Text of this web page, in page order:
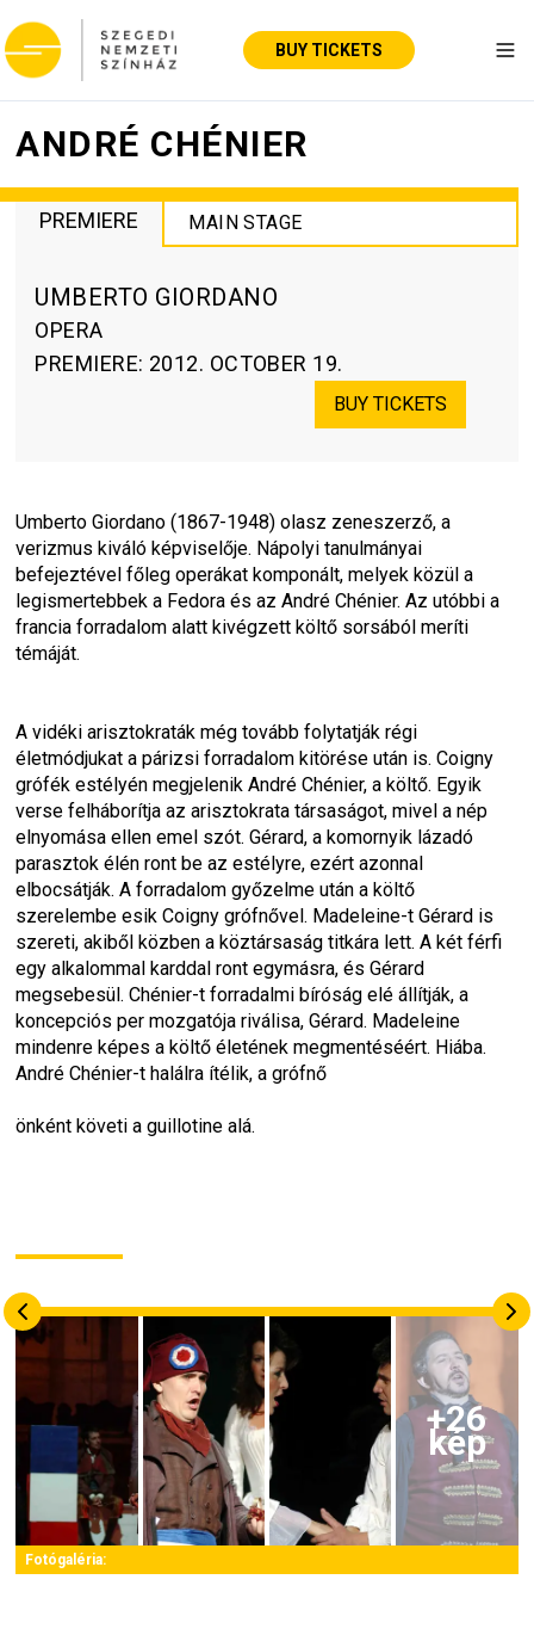
BUY TICKETS
ANDRÉ CHÉNIER
PREMIERE MAIN STAGE
UMBERTO GIORDANO
OPERA
PREMIERE: 2012. OCTOBER 19.
BUY TICKETS
Umberto Giordano (1867-1948) olasz zeneszerző, a
verizmus kiváló képviselője. Nápolyi tanulmányai
befejeztével főleg operákat komponált, melyek közül a
legismertebbek a Fedora és az André Chénier. Az utóbbi a
francia forradalom alatt kivégzett költő sorsából meríti
témáját.
A vidéki arisztokraták még tovább folytatják régi
életmódjukat a párizsi forradalom kitörése után is. Coigny
grófék estélyén megjelenik André Chénier, a költő. Egyik
verse felháborítja az arisztokrata társaságot, mivel a nép
elnyomása ellen emel szót. Gérard, a komornyik lázadó
parasztok élén ront be az estélyre, ezért azonnal
elbocsátják. A forradalom győzelme után a költő
szerelembe esik Coigny grófnővel. Madeleine-t Gérard is
szereti, akiből közben a köztársaság titkára lett. A két férfi
egy alkalommal karddal ront egymásra, és Gérard
megsebesül. Chénier-t forradalmi bíróság elé állítják, a
koncepciós per mozgatója riválisa, Gérard. Madeleine
mindenre képes a költő életének megmentéséért. Hiába.
André Chénier-t halálra ítélik, a grófnő
önként követi a guillotine alá.
+26
kép
Fotógaléria: